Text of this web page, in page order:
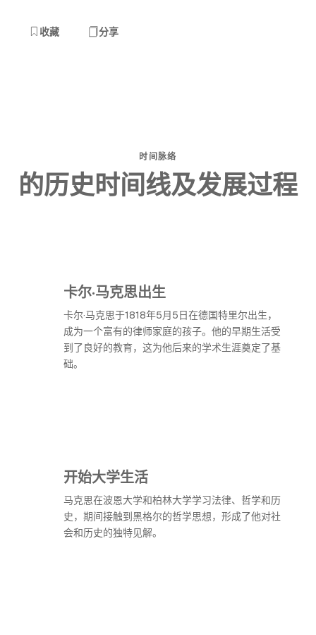
收藏 分享
时间脉络
的历史时间线及发展过程
卡尔·马克思出生
卡尔·马克思于1818年5月5日在德国特里尔出生，
成为一个富有的律师家庭的孩子。他的早期生活受
到了良好的教育，这为他后来的学术生涯奠定了基
础。
开始大学生活
马克思在波恩大学和柏林大学学习法律、哲学和历
史，期间接触到黑格尔的哲学思想，形成了他对社
会和历史的独特见解。